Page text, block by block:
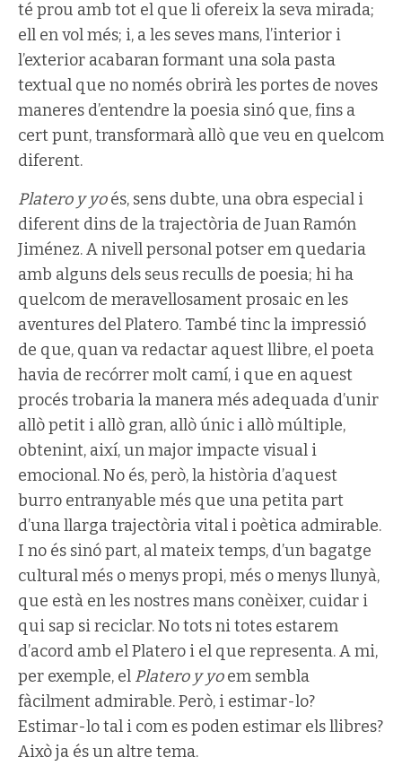
té prou amb tot el que li ofereix la seva mirada;
ell en vol més; i, a les seves mans, l’interior i
l’exterior acabaran formant una sola pasta
textual que no només obrirà les portes de noves
maneres d’entendre la poesia sinó que, fins a
cert punt, transformarà allò que veu en quelcom
diferent.
Platero y yoés, sens dubte, una obra especial i
diferent dins de la trajectòria de Juan Ramón
Jiménez. A nivell personal potser em quedaria
amb alguns dels seus reculls de poesia; hi ha
quelcom de meravellosament prosaic en les
aventures del Platero. També tinc la impressió
de que, quan va redactar aquest llibre, el poeta
havia de recórrer molt camí, i que en aquest
procés trobaria la manera més adequada d’unir
allò petit i allò gran, allò únic i allò múltiple,
obtenint, així, un major impacte visual i
emocional. No és, però, la història d’aquest
burro entranyable més que una petita part
d’una llarga trajectòria vital i poètica admirable.
I no és sinó part, al mateix temps, d’un bagatge
cultural més o menys propi, més o menys llunyà,
que està en les nostres mans conèixer, cuidar i
qui sap si reciclar. No tots ni totes estarem
d’acord amb el Platero i el que representa. A mi,
per exemple, el Platero y yoem sembla
fàcilment admirable. Però, i estimar-lo?
Estimar-lo tal i com es poden estimar els llibres?
Això ja és un altre tema.